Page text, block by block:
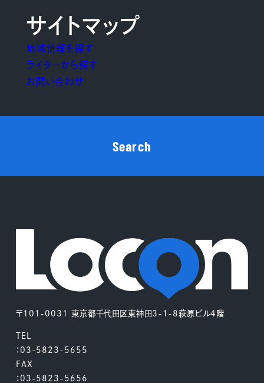
〒101-0031 東京都千代田区東神田3-1-8萩原ビル4階
TEL
：03-5823-5655
FAX
：03-5823-5656
サイトマップ
地域情報を探す
ライターから探す
お問い合わせ
Search